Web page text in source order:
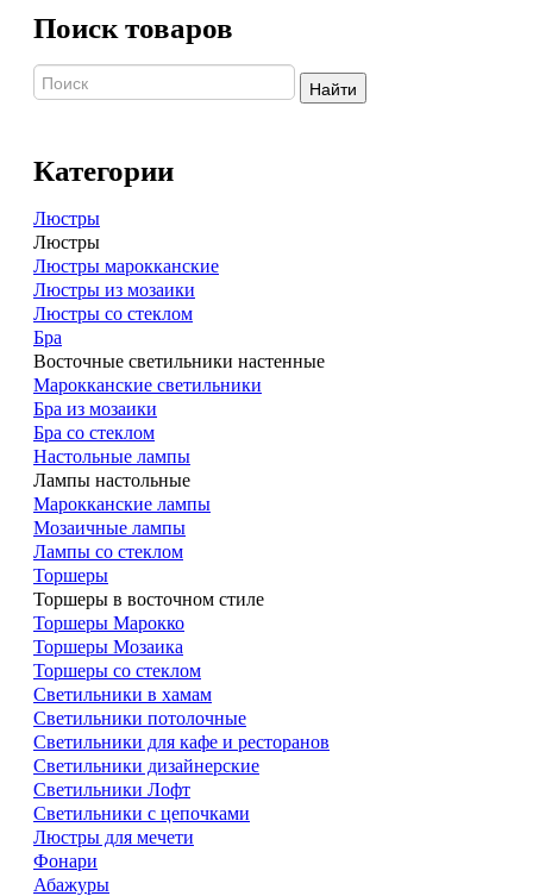
Поиск товаров
Найти
Категории
Люстры
Люстры
Люстры марокканские
Люстры из мозаики
Люстры со стеклом
Бра
Восточные светильники настенные
Марокканские светильники
Бра из мозаики
Бра со стеклом
Настольные лампы
Лампы настольные
Марокканские лампы
Мозаичные лампы
Лампы со стеклом
Торшеры
Торшеры в восточном стиле
Торшеры Марокко
Торшеры Мозаика
Торшеры со стеклом
Светильники в хамам
Светильники потолочные
Светильники для кафе и ресторанов
Светильники дизайнерские
Светильники Лофт
Светильники с цепочками
Люстры для мечети
Фонари
Абажуры